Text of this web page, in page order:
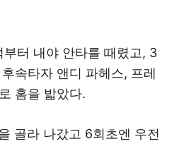
부터 내야 안타를 때렸고, 3
속타자 앤디 파헤스, 프레
홈을 밟았다.
골라 나갔고 6회초엔 우전